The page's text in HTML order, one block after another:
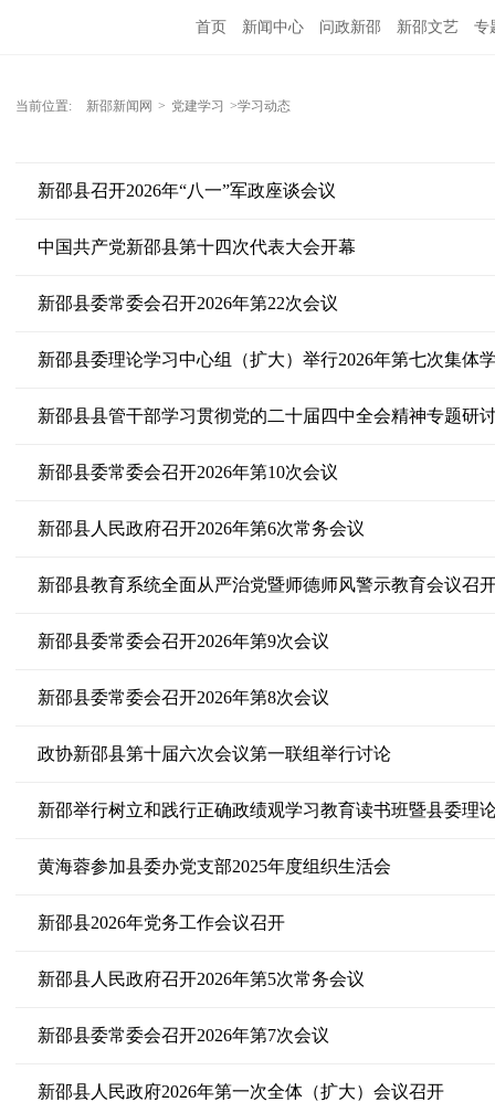
首页 新闻中心 问政新邵 新邵文艺 专
当前位置: 新邵新闻网 > 党建学习 >学习动态
新邵县召开2026年“八一”军政座谈会议
中国共产党新邵县第十四次代表大会开幕
新邵县委常委会召开2026年第22次会议
新邵县委理论学习中心组（扩大）举行2026年第七次集体
新邵县县管干部学习贯彻党的二十届四中全会精神专题研
新邵县委常委会召开2026年第10次会议
新邵县人民政府召开2026年第6次常务会议
新邵县教育系统全面从严治党暨师德师风警示教育会议召
新邵县委常委会召开2026年第9次会议
新邵县委常委会召开2026年第8次会议
政协新邵县第十届六次会议第一联组举行讨论
新邵举行树立和践行正确政绩观学习教育读书班暨县委理
黄海蓉参加县委办党支部2025年度组织生活会
新邵县2026年党务工作会议召开
新邵县人民政府召开2026年第5次常务会议
新邵县委常委会召开2026年第7次会议
新邵县人民政府2026年第一次全体（扩大）会议召开